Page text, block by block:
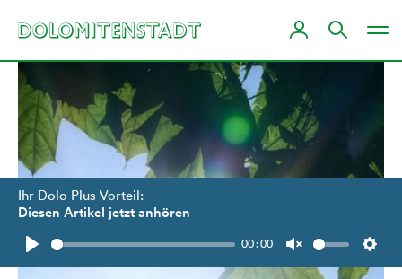
Ihr Dolo Plus Vorteil:
Diesen Artikel jetzt anhören
Play
00:00
Unmute